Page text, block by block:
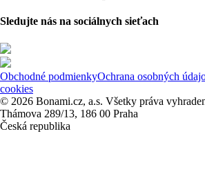
Sledujte nás na sociálnych sieťach
Obchodné podmienkyOchrana osobných
cookies
© 2026 Bonami.cz, a.s. Všetky práva
Thámova 289/13, 186 00 Praha
Česká republika